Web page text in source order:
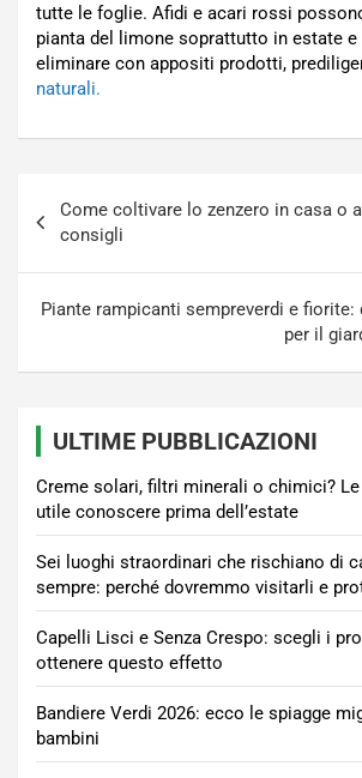
tutte le foglie. Afidi e acari rossi
pianta del limone soprattutto in estate
eliminare con appositi prodotti,
naturali.
articoli
Come coltivare lo zenzero in casa o
consigli
Piante rampicanti sempreverdi e
per il
ULTIME PUBBLICAZIONI
Creme solari, filtri minerali o chimici?
utile conoscere prima dell’estate
Sei luoghi straordinari che rischiano di
sempre: perché dovremmo visitarli e
Capelli Lisci e Senza Crespo: scegli i
ottenere questo effetto
Bandiere Verdi 2026: ecco le spiagge
bambini